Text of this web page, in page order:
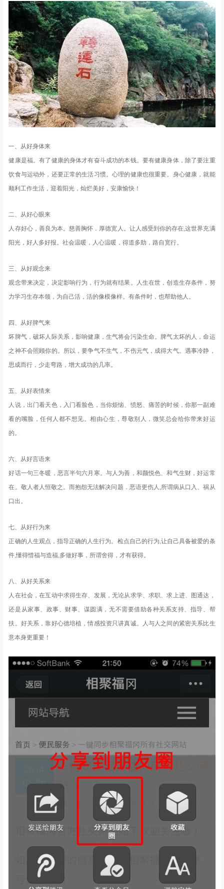
一、从好身体来
健康是福。有了健康的身体才有奋斗成功的本钱。要有健康身体，除了要注重
饮食与运动外，还要正常的生活习惯。心理的健康也很重要。身心健康，就能
顺利工作生活，迎着阳光，灿烂美好，安康愉快！
二、从好心眼来
人存好心，善良为本。慈善胸怀．厚德宽人。让人感受到你的存在,这世界充满
阳光，好人多好报。社会温暖，人心温暖，得道多助，路自宽行。
三、从好观念来
观念带来决定，决定影响行为，行为就有结果。人生在世，创造生存条件，努
力学习生存本领，为自己活，活的像模像样。有条件时，也帮助他人。
四、从好脾气来
坏脾气，破坏人际关系，影响健康，生气将会污染生命。脾气太坏的人，命运
之神不会照顾你的。所以，要争气不生气，不伤元气，成得大气。遇事冷静，
思成而行，少走弯路，增大成功的几率。
五、从好表情来
人说，出门看天色，入门看脸色，当你烦恼、愤怒、痛苦的时候，你那一副难
看的嘴脸，任何人都不想见。相由心生，尊敬别人，微笑总会给你带来好运
的。
六、从好言语来
好话一句三冬暖，恶言半句六月寒。与人为善，和颜悦色、和气生财，好运常
在。敬人者人恒敬之。而抱怨无法解决问题．恶语更伤人,所谓病从口入、祸从
口出。
七、从好行为来
正确的人生观点，指导正确的人生行为。检点自己的行为,让自己具备被爱的条
件,懂得惜福与造福,多做好事，所谓舍得，才有获得。
八、从好关系来
人在社会，在互动中求得生存、发展，无论从求学、求职、求上进、图通达，
还是从家事、政事、财事、谋圆满，无不需要借助各种关系支持、指导、帮
扶。好关系，靠好心德培植，情感投资只讲真诚。人与人之间的紧密关系比生
意本身更重要！